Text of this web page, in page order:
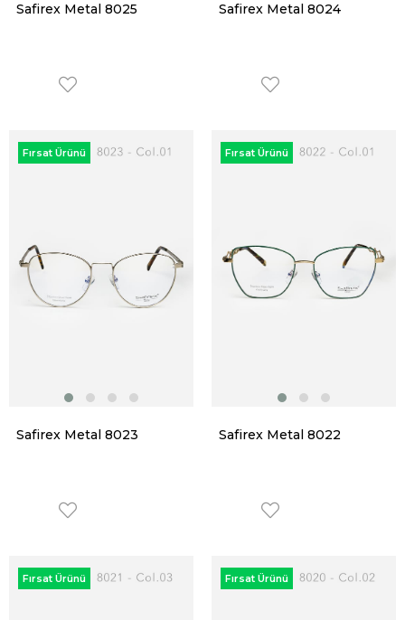
Safirex Metal 8025 Safirex Metal 8024
Safirex Metal 8023
Fırsat Ürünü
Safirex Metal 8022
Fırsat Ürünü
Fırsat Ürünü Fırsat Ürünü